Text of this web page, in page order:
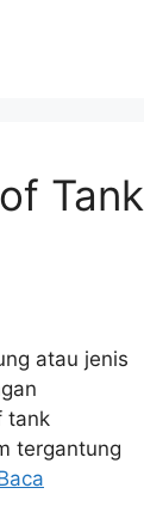
Tank
atau jenis
tank
tergantung